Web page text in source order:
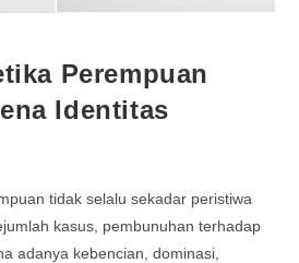
Perempuan
Identitas
tidak selalu sekadar peristiwa
kasus, pembunuhan terhadap
adanya kebencian, dominasi,